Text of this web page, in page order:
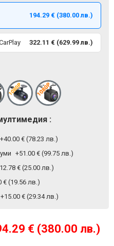
€ (380.00 лв.)
194.29 € (380.00 лв.)
322.11 € (629.99 лв.)
:
+40.00 € (78.23 лв.)
+51.00 € (99.75 лв.)
€ (25.00 лв.)
€ (19.56 лв.)
+15.00 € (29.34 лв.)